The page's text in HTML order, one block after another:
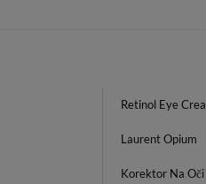
Retinol Eye
Laurent Opium
Korektor Na Oči